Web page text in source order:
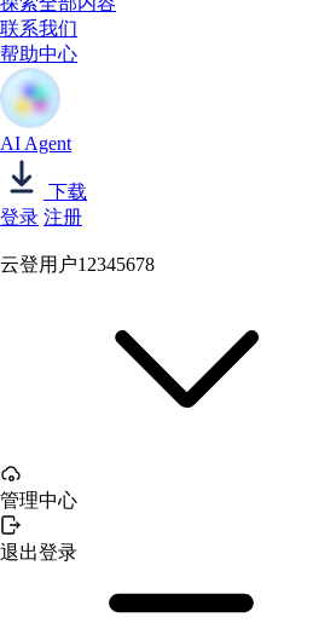
联系我们
帮助中心
AI Agent
下载
登录 注册
云登用户12345678
管理中心
退出登录